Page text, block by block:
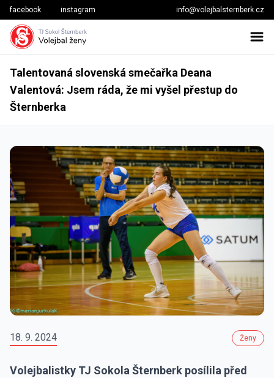
facebook instagram info@volejbalsternberk.cz
Talentovaná slovenská smečařka Deana
Valentová: Jsem ráda, že mi vyšel přestup do
Šternberka
18. 9. 2024 Ženy
Volejbalistky TJ Sokola Šternberk posílila před